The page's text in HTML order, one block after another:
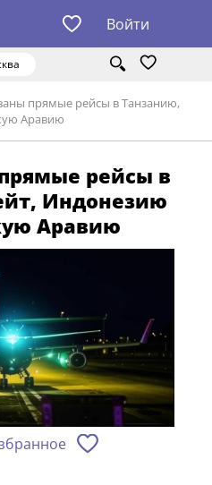
Войти
прямые рейсы в Танзанию,
Аравию
рейсы в
Индонезию
Аравию